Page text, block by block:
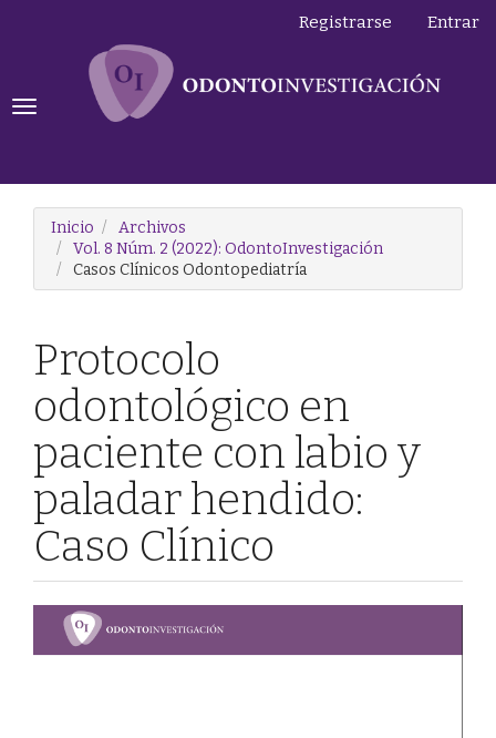
Contenido
principal
Registrarse Entrar
Toggle
Inicio
Archivos
Vol. 8 Núm. 2 (2022): OdontoInvestigación
Casos Clínicos Odontopediatría
Protocolo
odontológico en
paciente con labio y
paladar hendido:
Caso Clínico
Barra
lateral